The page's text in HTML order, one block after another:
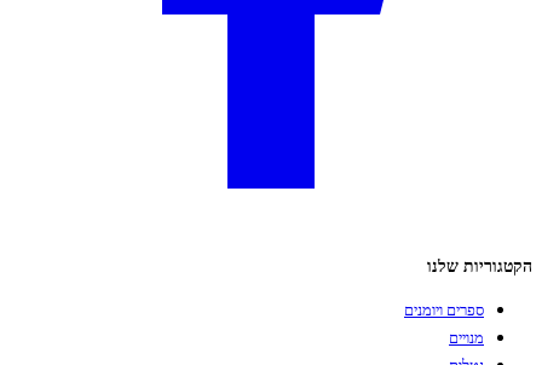
הקטגוריות שלנו
ספרים ויומנים
מנויים